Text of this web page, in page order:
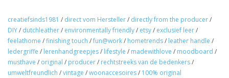
Trendy meubel handgreep, maak van uw gewone meubelstuk
een designer meubel. Dit zijn de originele leren handgreepjes
gemaakt van soepel leer om een vintage effect te bereiken.
Handgemaakt in Nederland.
creatiefsinds1981 / direct vom Hersteller/ directly from the producer/
DIY/ dutchleather/ environmentally friendly/ etsy/ exclusief leer/
feelathome /finishing touch /fun@work/ hometrends/ leather handle /
ledergriffe / lerenhandgreepjes/ lifestyle / madewithlove / moodboard /
musthave / original / producer/ rechtstreeks van de bedenkers/
umweltfreundlich /vintage /woonaccesoires/ 100% original